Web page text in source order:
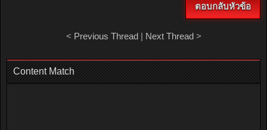
ตอบกลับหัวข้อ
< Previous Thread| Next Thread>
Content Match